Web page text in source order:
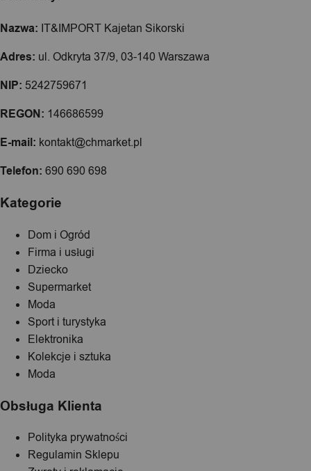
Nazwa: IT&IMPORT Kajetan Sikorski
Adres: ul. Odkryta 37/9, 03-140 Warszawa
NIP: 5242759671
REGON: 146686599
E-mail: kontakt@chmarket.pl
Telefon: 690 690 698
Kategorie
Dom i Ogród
Firma i usługi
Dziecko
Supermarket
Moda
Sport i turystyka
Elektronika
Kolekcje i sztuka
Moda
Obsługa Klienta
Polityka prywatności
Regulamin Sklepu